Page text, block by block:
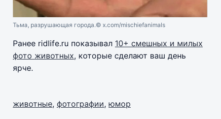
Тьма, разрушающая города.© x.com/mischiefanimals
Ранее ridlife.ru показывал 10+ смешных и милых
фото животных, которые сделают ваш день
ярче.
животные, фотографии, юмор